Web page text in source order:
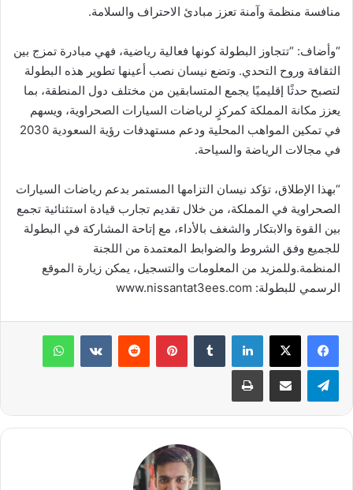
منافسة منظمة وآمنة تعزز مبادئ الاحتراف والسلامة.
“وأضاف: “تتجاوز البطولة كونها فعالية رياضية، فهي مبادرة تمزج بين
الثقافة وروح التحدي. وتضع نيسان نصب أعينها تطوير هذه البطولة
لتصبح حدثًا إقليميًا يجمع المتسابقين من مختلف دول المنطقة، بما
يعزز مكانة المملكة كمركزٍ لرياضات السيارات الصحراوية، ويسهم
في تمكين المواهب المحلية ودعم مستهدفات رؤية السعودية 2030
في مجالات الرياضة والسياحة.
“بهذا الإطلاق، تؤكد نيسان التزامها المستمر بدعم رياضات السيارات
الصحراوية في المملكة، من خلال تقديم تجارب قيادة استثنائية تجمع
بين القوة والابتكار والشغف بالأداء، مع إتاحة المشاركة في البطولة
للجميع وفق الشروط والضوابط المعتمدة من اللجنة
المنظمة.وللمزيد من المعلومات والتسجيل، يمكن زيارة الموقع
الرسمي للبطولة: www.nissantat3ees.com
لينكدإن بينتيريست واتساب
تيلقرام مشاركة عبر البريد طباعة